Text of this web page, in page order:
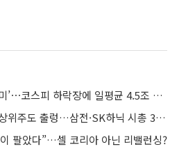
증시를 주도하는 ‘개미’⋯코스피 하락장에 일평균 4.5조 버팀목됐다
외국인 이탈에 시총 상위주도 출렁…삼전·SK하닉 시총 300조 넘게 왔다갔다
팔았다”…셀 코리아 아닌 리밸런싱?